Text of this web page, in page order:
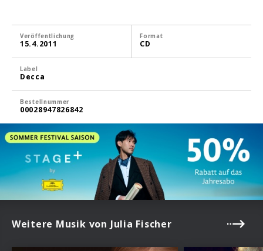
Veröffentlichung
15.4.2011
Format
CD
Label
Decca
Bestellnummer
00028947826842
Weitere Musik von Julia Fischer